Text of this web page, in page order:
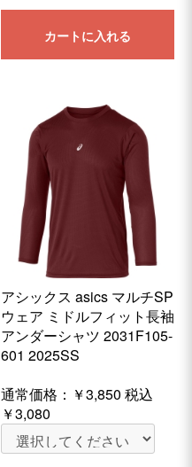
カートに入れる
アシックス asics マルチSP
ウェア ミドルフィット長袖
アンダーシャツ 2031F105-
601 2025SS
通常価格： ￥3,850 税込
￥3,080